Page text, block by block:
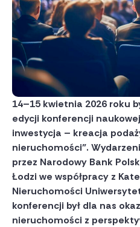
14–15 kwietnia 2026 roku
edycji konferencji
inwestycja – kreacja
nieruchomości”.
przez Narodowy Bank
Łodzi we współpracy z
Nieruchomości
konferencji był dla nas
nieruchomości z